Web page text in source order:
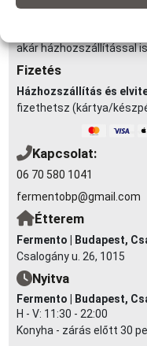
1990Ft | 6-7 km-ig:
Rendelésedet
akár házhozszállítással
Fizetés
Házhozszállítás és
fizethetsz (kártya/
Kapcsolat:
06 70 580 1041
fermentobp@gmail.com
Étterem
Fermento | Budapest,
Csalogány u. 26, 1015
Nyitva
Fermento | Budapest,
H - V: 11:30 - 22:00
Konyha - zárás előtt 30